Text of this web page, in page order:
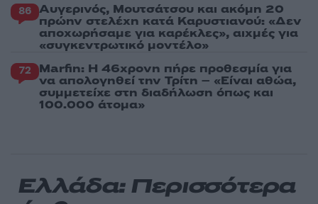
86 Αυγερινός, Μουτσάτσου και ακόμη 20
πρώην στελέχη κατά Καρυστιανού: «Δεν
αποχωρήσαμε για καρέκλες», αιχμές για
«συγκεντρωτικό μοντέλο»
72 Marfin: Η 46χρονη πήρε προθεσμία για
να απολογηθεί την Τρίτη – «Είναι αθώα,
συμμετείχε στη διαδήλωση όπως και
100.000 άτομα»
Ελλάδα: Περισσότερα